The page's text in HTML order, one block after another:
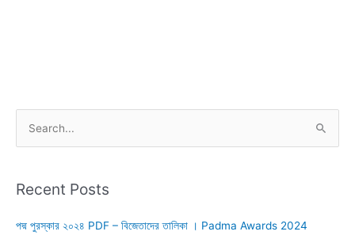
r
h
Recent Posts
পদ্ম পুরস্কার ২০২৪ PDF – বিজেতাদের তালিকা । Padma Awards 2024